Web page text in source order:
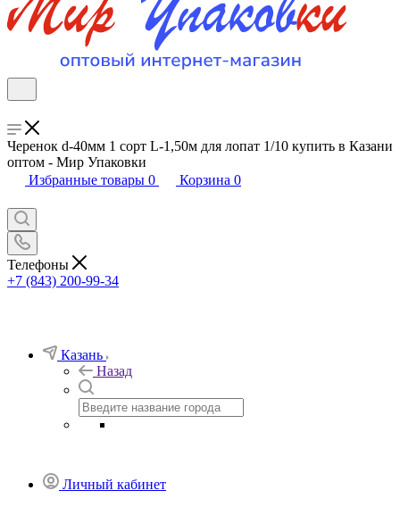
Черенок d-40мм 1 сорт L-1,50м для лопат 1/10 купить в Казани
оптом - Мир Упаковки
Избранные товары 0 Корзина 0
Телефоны
+7 (843) 200-99-34
Казань
Назад
Личный кабинет